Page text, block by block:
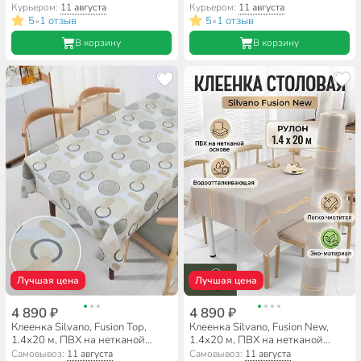
Курьером: 11 августа
5•1 отзыв
В корзину
Курьером: 11 августа
5•1 отзыв
В корзину
Лучшая цена
4 890 ₽
Клеенка Silvano, Fusion Top,
1.4х20 м, ПВХ на нетканой
основе, FB83295-2
Самовывоз: 11 августа
Лучшая цена
4 890 ₽
Клеенка Silvano, Fusion New,
1.4х20 м, ПВХ на нетканой
основе, XN81775B-3
Самовывоз: 11 августа